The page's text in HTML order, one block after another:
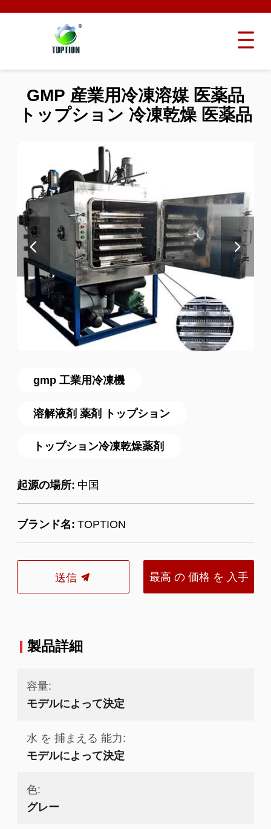
gmp 工業用冷凍機
溶解液剤 薬剤 トップション
トップション冷凍乾燥薬剤
起源の場所: 中国
ブランド名: TOPTION
送信 最高 の 価格 を 入手
GMP 産業用冷凍溶媒 医薬品
トップション 冷凍乾燥 医薬品
製品詳細
容量:
モデルによって決定
水 を 捕まえる 能力:
モデルによって決定
色:
グレー